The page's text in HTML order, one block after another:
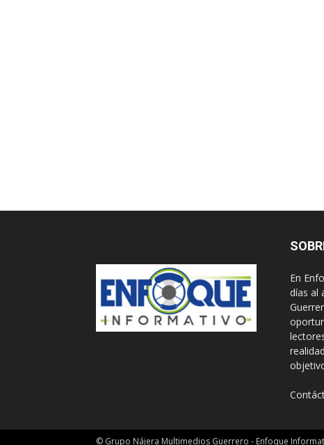
En
días al
© Grupo Nájera Multimedios Guerrero - Enfoque